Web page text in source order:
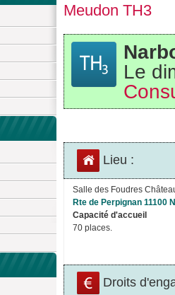
Meudon TH3
Le
Lieu :
Salle des Foudres
Rte de Perpignan 11100
Capacité d'accueil
70 places.
Droits